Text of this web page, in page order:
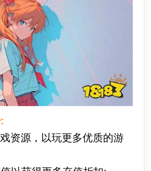
资源，以玩更多优质的游